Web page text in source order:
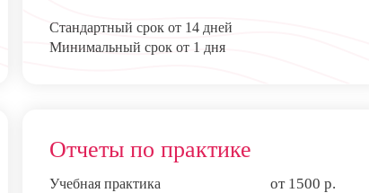
Стандартный срок от 14 дней
Минимальный срок от 1 дня
Отчеты по практике
Учебная практика от 1500 р.